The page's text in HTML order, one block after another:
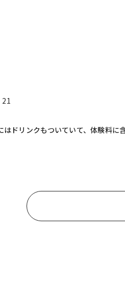
21
はドリンクもついていて、体験料に